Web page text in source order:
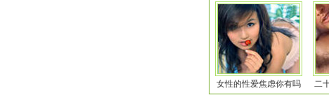
女性的性爱焦虑你有吗 二